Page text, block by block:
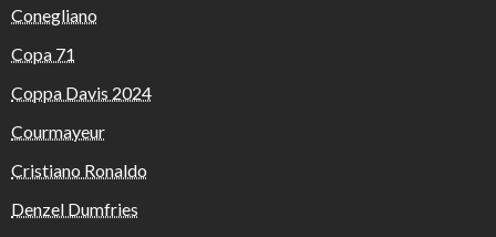
Conegliano
Copa 71
Coppa Davis 2024
Courmayeur
Cristiano Ronaldo
Denzel Dumfries